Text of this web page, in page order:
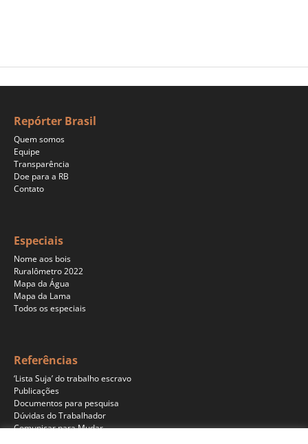
Repórter Brasil
Quem somos
Equipe
Transparência
Doe para a RB
Contato
Especiais
Nome aos bois
Ruralômetro 2022
Mapa da Água
Mapa da Lama
Todos os especiais
Referências
‘Lista Suja’ do trabalho escravo
Publicações
Documentos para pesquisa
Dúvidas do Trabalhador
Comunicar para Mudar